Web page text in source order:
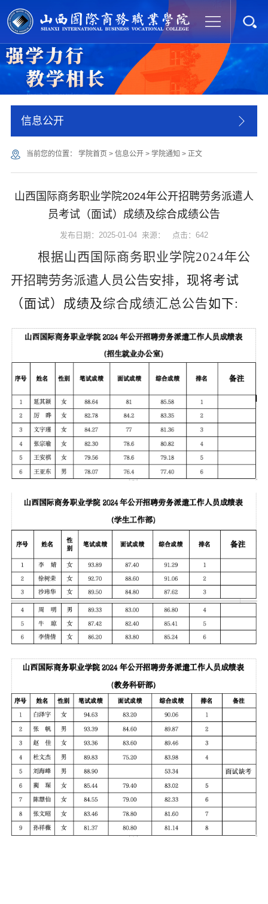
信息公开
当前您的位置： 学院首页 > 信息公开> 学院通知 > 正文
山西国际商务职业学院2024年公开招聘劳务派遣人
员考试（面试）成绩及综合成绩公告
发布日期：2025-01-04 来源： 点击： 642
根据山西国际商务职业学院2024年公
开招聘劳务派遣人员公告安排， 现将考试
（面试）成绩及综合成绩汇总公告如下: